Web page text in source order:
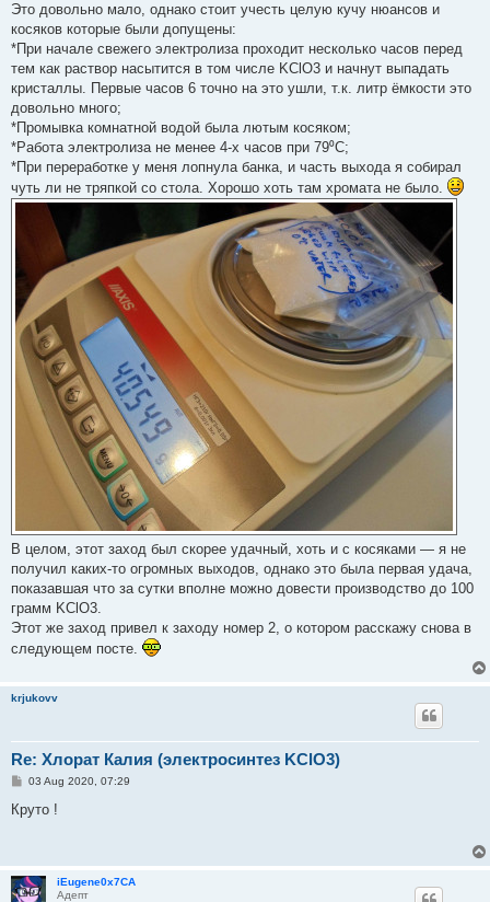
Это довольно мало, однако стоит учесть целую кучу нюансов и
косяков которые были допущены:
*При начале свежего электролиза проходит несколько часов перед
тем как раствор насытится в том числе KClO3 и начнут выпадать
кристаллы. Первые часов 6 точно на это ушли, т.к. литр ёмкости это
довольно много;
*Промывка комнатной водой была лютым косяком;
*Работа электролиза не менее 4-х часов при 79⁰С;
*При переработке у меня лопнула банка, и часть выхода я собирал
чуть ли не тряпкой со стола. Хорошо хоть там хромата не было.
В целом, этот заход был скорее удачный, хоть и с косяками — я не
получил каких-то огромных выходов, однако это была первая удача,
показавшая что за сутки вполне можно довести производство до 100
грамм KClO3.
Этот же заход привел к заходу номер 2, о котором расскажу снова в
следующем посте.
krjukovv
Re: Хлорат Калия (электросинтез KClO3)
P
s
03 Aug 2020, 07:29
Круто !
iEugene0x7CA
Адепт